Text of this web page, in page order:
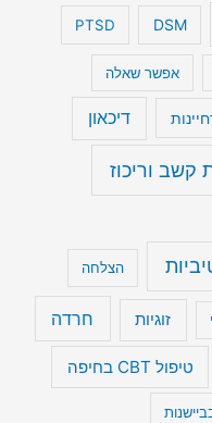
DSM
PTSD
אפשר שאלה
דיכאון
קשב וריכוז
הצלחה
זוגיות חרדה
טיפול CBT בחיפה